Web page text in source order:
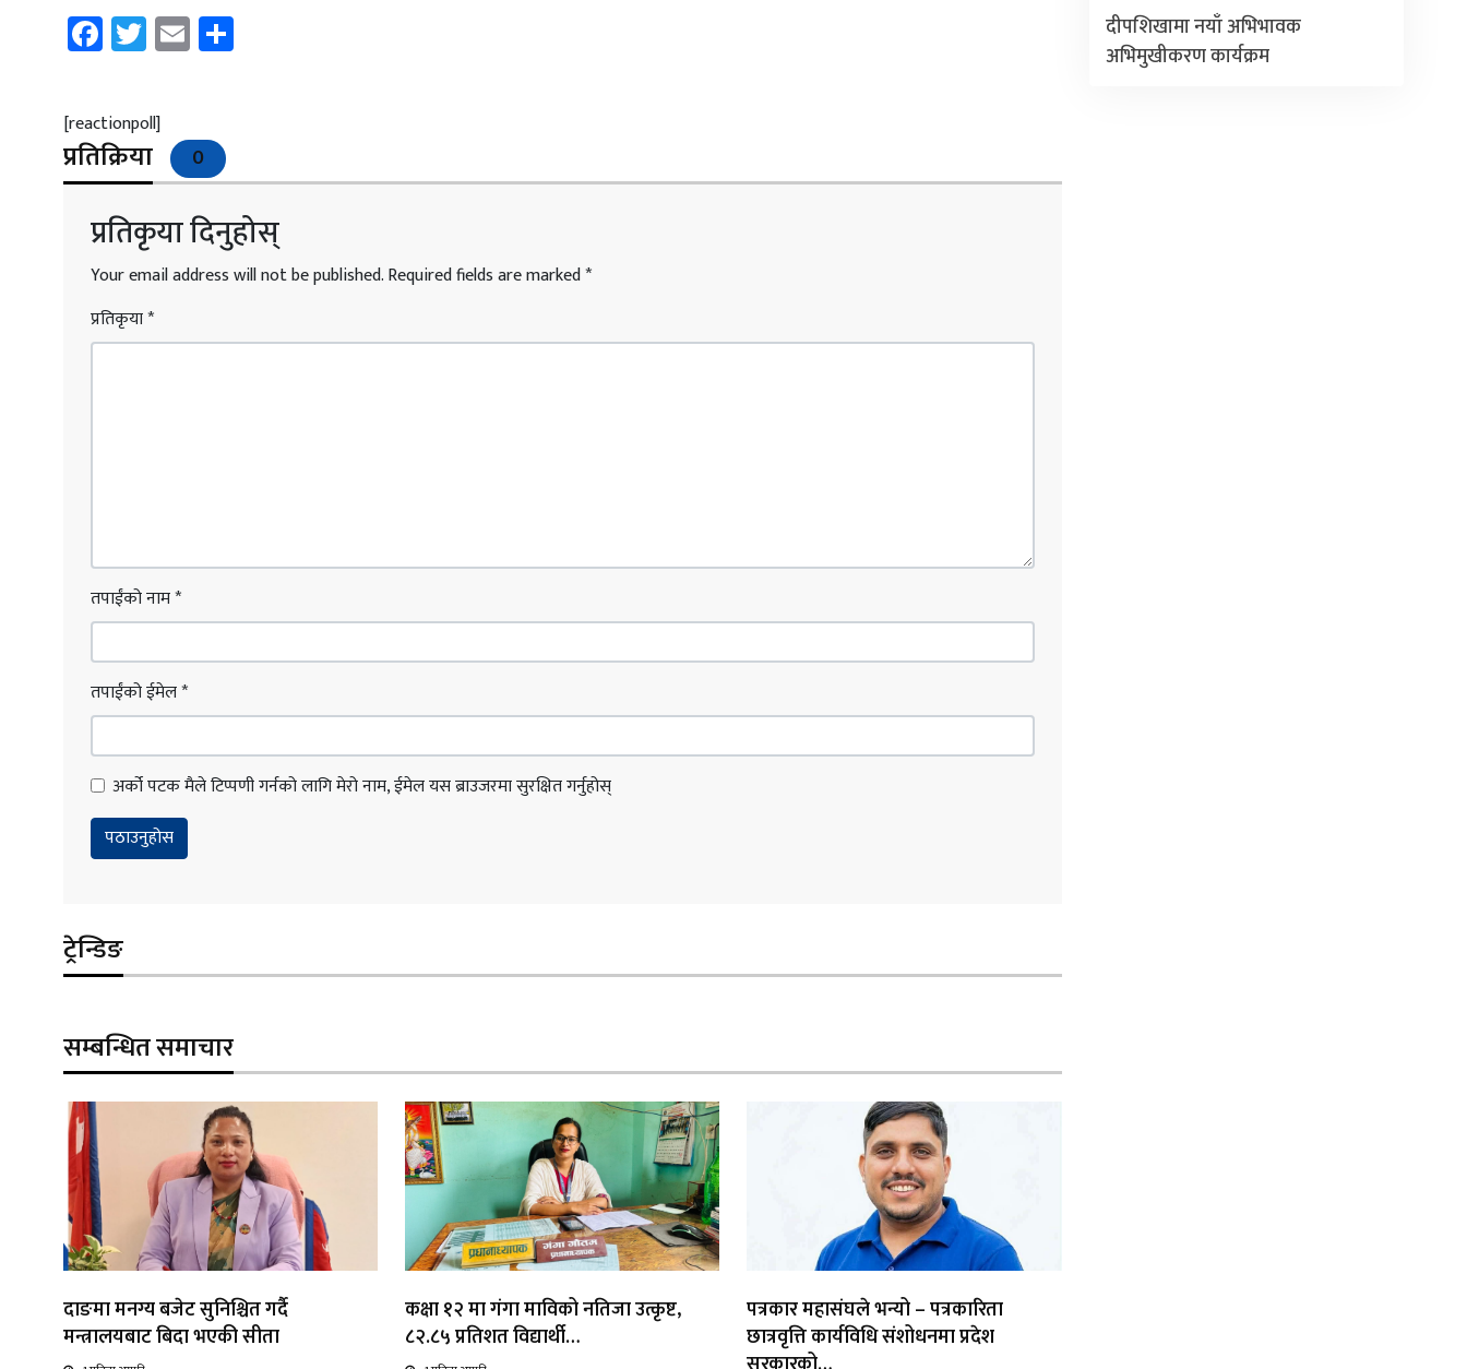
Facebook
Twitter
Email
[reactionpoll]
प्रतिक्रिया 0
प्रतिकृया दिनुहोस्
Your email address will not be published.Required fields are marked*
प्रतिकृया*
तपाईंको नाम*
तपाईंको ईमेल*
अर्को पटक मैले टिप्पणी गर्नको लागि मेरो नाम, ईमेल यस ब्राउजरमा सुरक्षित गर्नुहोस्
ट्रेन्डिङ
सम्बन्धित समाचार
दाङमा मनग्य बजेट सुनिश्चित गर्दै
मन्त्रालयबाट बिदा भएकी सीता
कक्षा १२ मा गंगा माविको नतिजा उत्कृष्ट,
८२.८५ प्रतिशत विद्यार्थी…
पत्रकार महासंघले भन्यो – पत्रकारिता
छात्रवृत्ति कार्यविधि संशोधनमा प्रदेश
दीपशिखामा नयाँ अभिभावक
अभिमुखीकरण कार्यक्रम